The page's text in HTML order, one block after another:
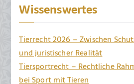
9
Wissenswertes
Tierrecht 2026 – Zwischen
und juristischer Realität
Tiersportrecht – Rechtliche
bei Sport mit Tieren